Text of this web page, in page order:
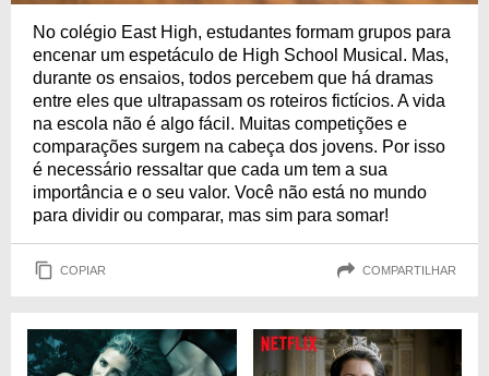
No colégio East High, estudantes formam grupos para
encenar um espetáculo de High School Musical. Mas,
durante os ensaios, todos percebem que há dramas
entre eles que ultrapassam os roteiros fictícios. A vida
na escola não é algo fácil. Muitas competições e
comparações surgem na cabeça dos jovens. Por isso
é necessário ressaltar que cada um tem a sua
importância e o seu valor. Você não está no mundo
para dividir ou comparar, mas sim para somar!
COPIAR COMPARTILHAR